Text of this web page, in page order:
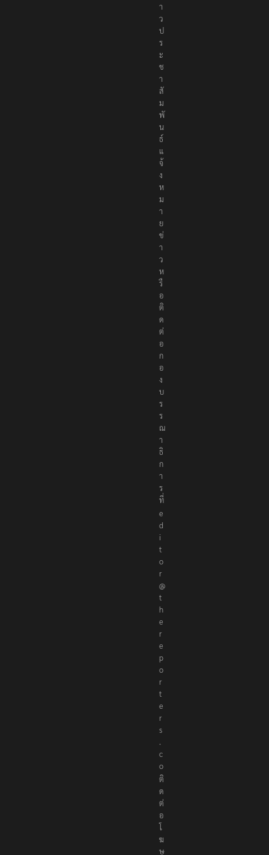
า
ว
ป
ร
ะ
ช
า
สั
ม
พั
น
ธ์
แ
จ้
ง
ห
ม
า
ย
ข่
า
ว
ห
รื
อ
ติ
ด
ต่
อ
ก
อ
ง
บ
ร
ร
ณ
า
ธิ
ก
า
ร
ที่
e
d
i
t
o
r
@
t
h
e
r
e
p
o
r
t
e
r
s
.
c
o
ติ
ด
ต่
อ
โ
ฆ
ษ